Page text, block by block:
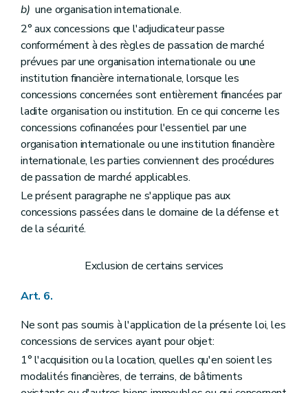
b) une organisation internationale.
2° aux concessions que l'adjudicateur passe
conformément à des règles de passation de marché
prévues par une organisation internationale ou une
institution financière internationale, lorsque les
concessions concernées sont entièrement financées par
ladite organisation ou institution. En ce qui concerne les
concessions cofinancées pour l'essentiel par une
organisation internationale ou une institution financière
internationale, les parties conviennent des procédures
de passation de marché applicables.
Le présent paragraphe ne s'applique pas aux
concessions passées dans le domaine de la défense et
de la sécurité.
Exclusion de certains services
Art. 6.
Ne sont pas soumis à l'application de la présente loi, les
concessions de services ayant pour objet:
1° l'acquisition ou la location, quelles qu'en soient les
modalités financières, de terrains, de bâtiments